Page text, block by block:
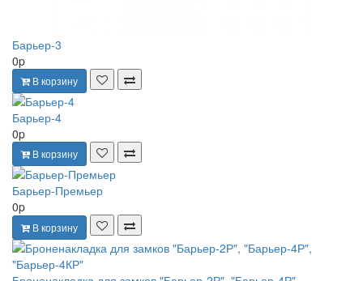
Барьер-3
0p
В корзину
Барьер-4
0p
В корзину
Барьер-Премьер
0p
В корзину